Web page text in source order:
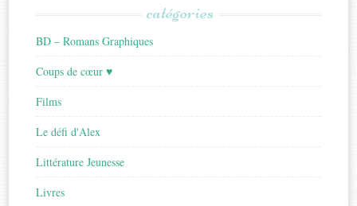
catégories
BD – Romans Graphiques
Coups de cœur ♥
Films
Le défi d'Alex
Littérature Jeunesse
Livres